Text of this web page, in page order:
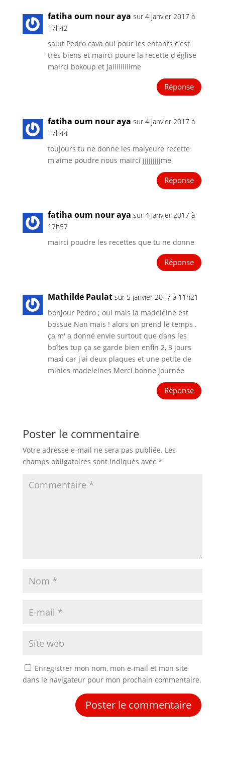
fatiha oum nour aya sur 4 janvier 2017 à
17h42
salut Pedro cava oui pour les enfants c'est
très biens et mairci poure la recette d'église
mairci bokoup et jaiiiiiiiiime
Réponse
fatiha oum nour aya sur 4 janvier 2017 à
17h44
toujours tu ne donne les maiyeure recette
m'aime poudre nous mairci jjjjjjjjjme
Réponse
fatiha oum nour aya sur 4 janvier 2017 à
17h57
mairci poudre les recettes que tu ne donne
Réponse
Mathilde Paulat sur 5 janvier 2017 à 11h21
bonjour Pedro ; oui mais la madeleine est
bossue Nan mais ! alors on prend le temps .
ça m' a donné envie surtout que dans les
boîtes tup ça se garde bien enfin 2, 3 jours
maxi car j'ai deux plaques et une petite de
minies madeleines Merci bonne journée
Réponse
Poster le commentaire
Votre adresse e-mail ne sera pas publiée. Les
champs obligatoires sont indiqués avec *
Enregistrer mon nom, mon e-mail et mon site
dans le navigateur pour mon prochain commentaire.